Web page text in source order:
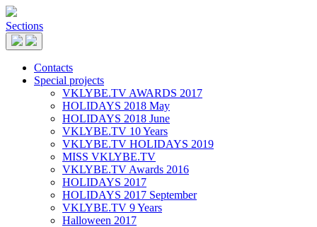
Sections
Contacts
Special projects
VKLYBE.TV AWARDS 2017
HOLIDAYS 2018 May
HOLIDAYS 2018 June
VKLYBE.TV 10 Years
VKLYBE.TV HOLIDAYS 2019
MISS VKLYBE.TV
VKLYBE.TV Awards 2016
HOLIDAYS 2017
HOLIDAYS 2017 September
VKLYBE.TV 9 Years
Halloween 2017